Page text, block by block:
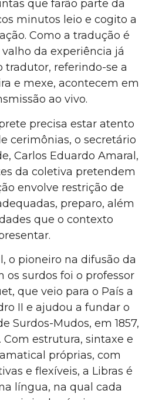
que farão parte da
minutos leio e cogito a
Como a tradução é
da experiência já
tradutor, referindo-se a
e mexe, acontecem em
ao vivo.
precisa estar atento
cerimônias, o secretário
Carlos Eduardo Amaral,
da coletiva pretendem
envolve restrição de
preparo, além
que o contexto
o pioneiro na difusão da
os surdos foi o professor
que veio para o País a
II e ajudou a fundar o
Surdos-Mudos, em 1857,
Com estrutura, sintaxe e
próprias, com
e flexíveis, a Libras é
língua, na qual cada